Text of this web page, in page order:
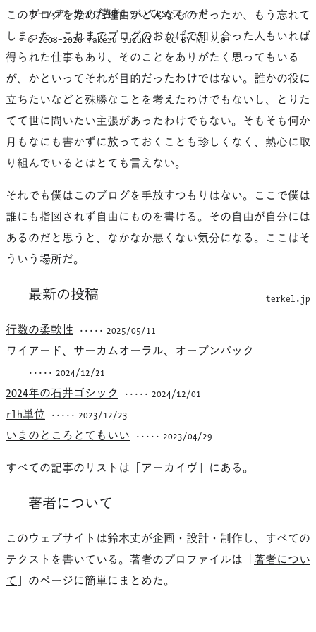
terkel.jp
このブログを始めた理由がどんなものだったか、もう忘れて
しまった。これまでブログのおかげで知り合った人もいれば
得られた仕事もあり、そのことをありがたく思ってもいる
が、かといってそれが目的だったわけではない。誰かの役に
立ちたいなどと殊勝なことを考えたわけでもないし、とりた
てて世に問いたい主張があったわけでもない。そもそも何か
月もなにも書かずに放っておくことも珍しくなく、熱心に取
り組んでいるとはとても言えない。
それでも僕はこのブログを手放すつもりはない。ここで僕は
誰にも指図されず自由にものを書ける。その自由が自分には
あるのだと思うと、なかなか悪くない気分になる。ここはそ
ういう場所だ。
最新の投稿
行数の柔軟性 2025/05/11
ワイアード、サーカムオーラル、オープンバック
2024/12/21
2024年の石井ゴシック 2024/12/01
rlh単位 2023/12/23
いまのところとてもいい 2023/04/29
すべての記事のリストは「 アーカイヴ 」にある。
著者について
このウェブサイトは鈴木丈が企画・設計・制作し、すべての
テクストを書いている。著者のプロファイルは「 著者につい
て
」のページに簡単にまとめた。
ホームアーカイヴ著者についてRSSフィード
© 2008–2026Takeru Suzuki·CC BY–NC 4.0